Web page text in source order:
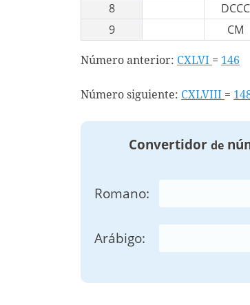
8
DCCC
9
CM
Número anterior: CXLVI = 146
Número siguiente: CXLVIII =
Convertidor de
Romano:
Arábigo: